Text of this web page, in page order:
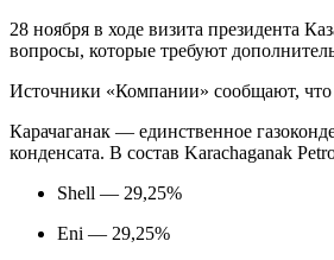
28 ноября в ходе визита президента
вопросы, которые требуют
Источники «Компании» сообщают, что
Карачаганак — единственное
конденсата. В состав Karachaganak
Shell — 29,25%
Eni — 29,25%